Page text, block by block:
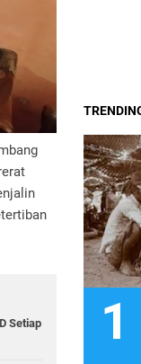
Setiap